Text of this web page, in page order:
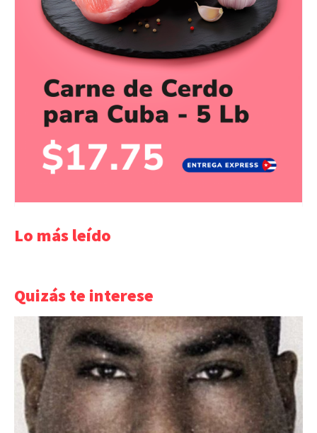
Lo más leído
Quizás te interese